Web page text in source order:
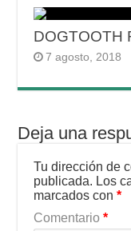
DOGTOOTH
7 agosto, 2018
Deja una
Tu dirección de
publicada. Los
marcados con*
Comentario*